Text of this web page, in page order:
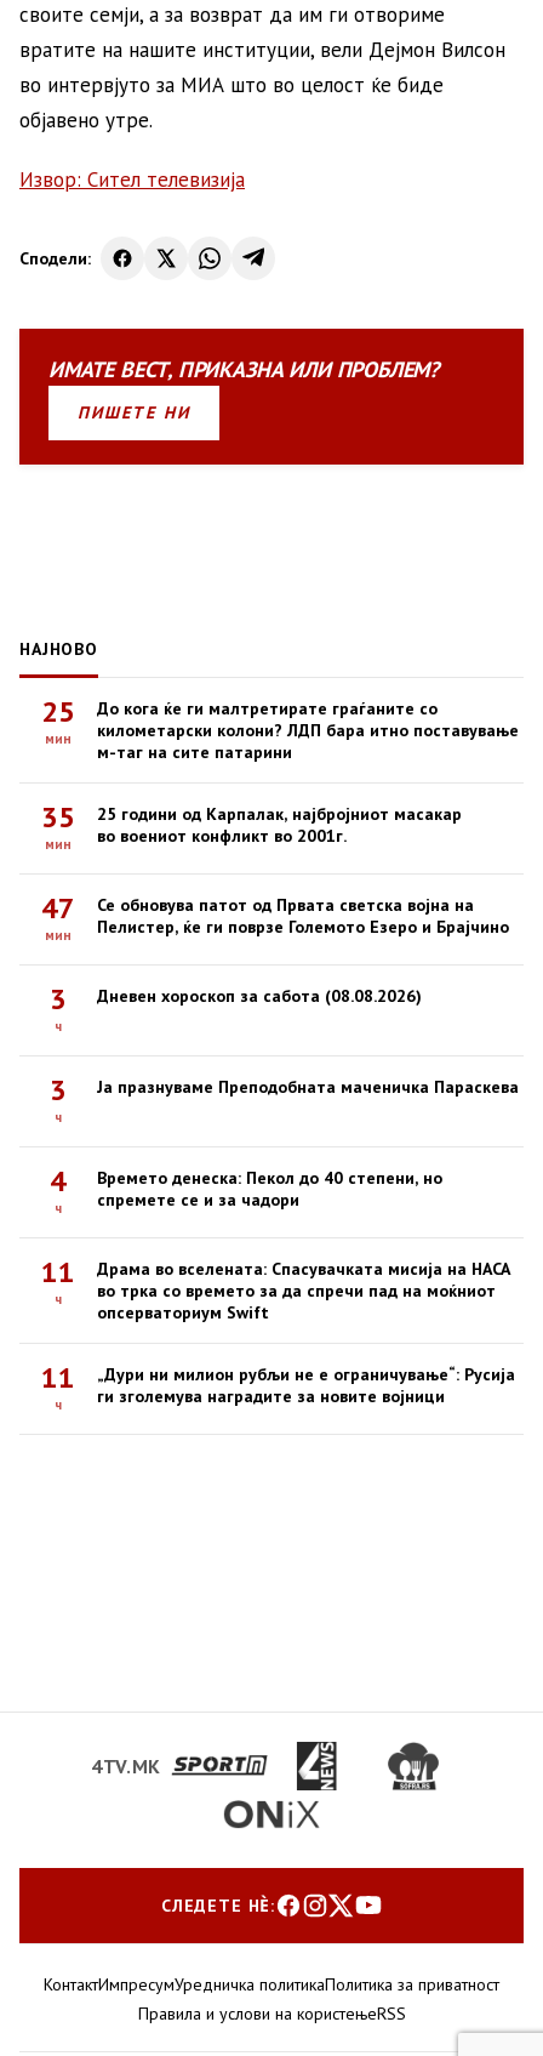
своите семји, а за возврат да им ги отвориме
вратите на нашите институции, вели Дејмон Вилсон
во интервјуто за МИА што во целост ќе биде
објавено утре.
Извор: Сител телевизија
Сподели:
ИМАТЕВЕСТ, ПРИКАЗНАИЛИПРОБЛЕМ?
ПИШЕТЕ НИ
НАЈНОВО
25
мин
До кога ќе ги малтретирате граѓаните со
километарски колони? ЛДП бара итно поставување
м-таг на сите патарини
35
мин
25 години од Карпалак, најбројниот масакар
во воениот конфликт во 2001г.
47
мин
Се обновува патот од Првата светска војна на
Пелистер, ќе ги поврзе Големото Езеро и Брајчино
3
ч
Дневен хороскоп за сабота (08.08.2026)
3
ч
Ја празнуваме Преподобната маченичка Параскева
4
ч
Времето денеска: Пекол до 40 степени, но
спремете се и за чадори
11
ч
Драма во вселената: Спасувачката мисија на НАСА
во трка со времето за да спречи пад на моќниот
опсерваториум Swift
11
ч
„Дури ни милион рубљи не е ограничување“: Русија
ги зголемува наградите за новите војници
4TV.MK
СЛЕДЕТЕ НЀ:
КонтактИмпресумУредничка политикаПолитика за приватност
Правила и услови на користењеRSS